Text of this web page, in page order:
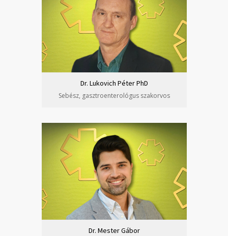
Dr. Lukovich Péter PhD
Sebész, gasztroenterológus szakorvos
Dr. Mester Gábor